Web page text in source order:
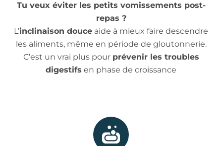
Tu veux éviter les petits vomissements post-
repas ?
L’inclinaison douce aide à mieux faire descendre
les aliments, même en période de gloutonnerie.
C’est un vrai plus pour prévenir les troubles
digestifs en phase de croissance